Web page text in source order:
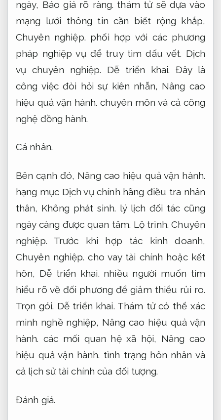
ngày, Báo giá rõ ràng. thám tử sẽ dựa vào
mạng lưới thông tin cần biết rộng khắp,
Chuyên nghiệp. phối hợp với các phương
pháp nghiệp vụ để truy tìm dấu vết. Dịch
vụ chuyên nghiệp.
Dễ triển khai. Đây là
công việc đòi hỏi sự kiên nhẫn, Nâng cao
hiệu quả vận hành. chuyên môn và cả công
nghệ đồng hành.
Cá nhân.
Bên cạnh đó, Nâng cao hiệu quả vận hành.
hạng mục Dịch vụ chính hãng điều tra nhân
thân, Không phát sinh. lý lịch đối tác cũng
ngày càng được quan tâm. Lộ trình. Chuyên
nghiệp. Trước khi hợp tác kinh doanh,
Chuyên nghiệp. cho vay tài chính hoặc kết
hôn, Dễ triển khai. nhiều người muốn tìm
hiểu rõ về đối phương để giảm thiểu rủi ro.
Trọn gói. Dễ triển khai. Thám tử có thể xác
minh nghề nghiệp, Nâng cao hiệu quả vận
hành. các mối quan hệ xã hội, Nâng cao
hiệu quả vận hành. tình trạng hôn nhân và
cả lịch sử tài chính của đối tượng.
Đánh giá.